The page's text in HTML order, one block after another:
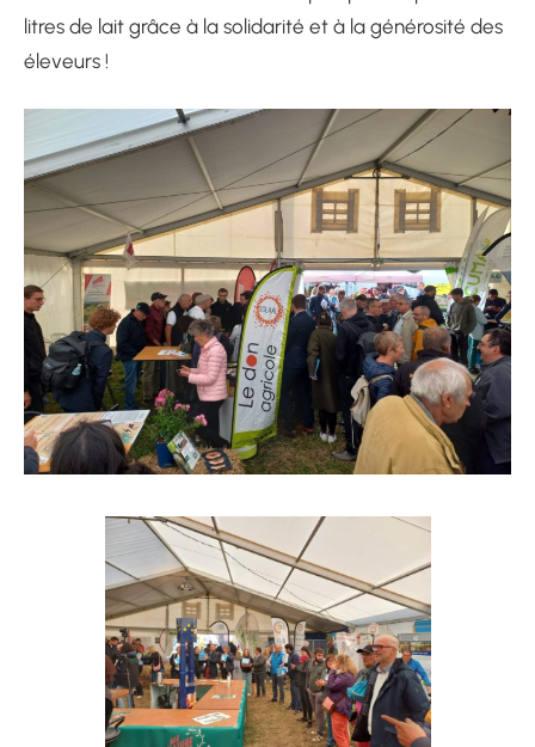
litres de lait grâce à la solidarité et à la générosité des
éleveurs !